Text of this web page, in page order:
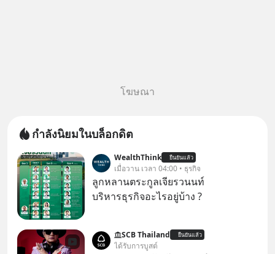
โฆษณา
กำลังนิยมในบล็อกดิต
WealthThink ยืนยันแล้ว
เมื่อวาน เวลา 04:00 • ธุรกิจ
ลูกหลานตระกูลเจียรวนนท์
บริหารธุรกิจอะไรอยู่บ้าง ?
SCB Thailand ยืนยันแล้ว
ได้รับการบูสต์